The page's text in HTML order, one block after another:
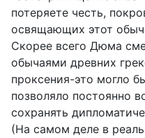
потеряете честь,
освящающих этот
Скорее всего Дюма
обычаями древних
проксения-это могло
позволяло постоянно
сохранять
(На самом деле в